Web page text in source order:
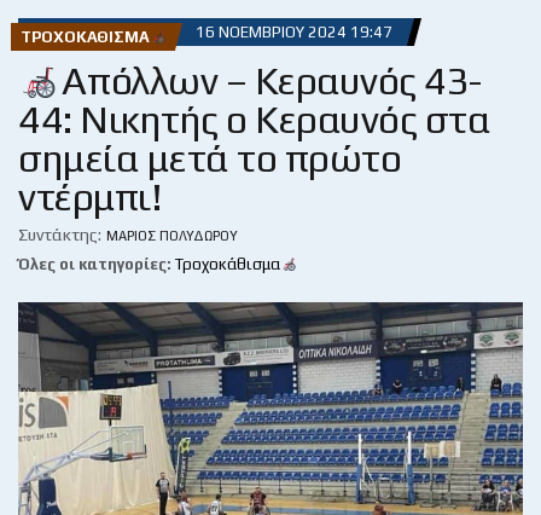
ΤΡΟΧΟΚΆΘΙΣΜΑ 16 ΝΟΕΜΒΡΊΟΥ 2024 19:47
Απόλλων – Κεραυνός 43-
44: Νικητής ο Κεραυνός στα
σημεία μετά το πρώτο
ντέρμπι!
Συντάκτης: ΜΆΡΙΟΣ ΠΟΛΥΔΏΡΟΥ
Όλες οι κατηγορίες: Τροχοκάθισμα